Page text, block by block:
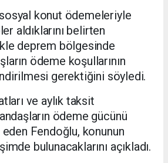
konut ödemeleriyle
aldıklarını belirten
deprem bölgesinde
ödeme koşullarının
gerektiğini söyledi.
ve aylık taksit
ödeme gücünü
eden Fendoğlu, konunun
bulunacaklarını açıkladı.